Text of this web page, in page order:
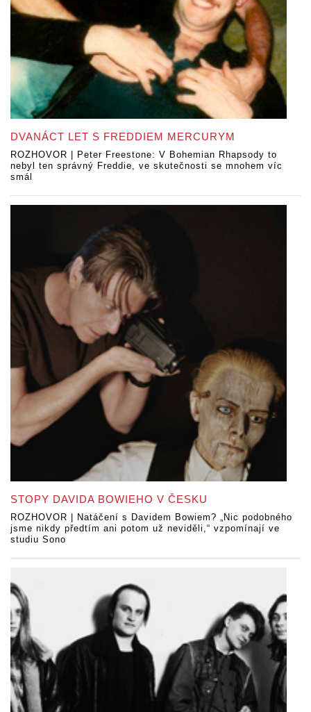
DVANÁCT LET S FREDDIEM MERCURYM
ROZHOVOR | Peter Freestone: V Bohemian Rhapsody to
nebyl ten správný Freddie, ve skutečnosti se mnohem víc
smál
STOPY DAVIDA BOWIEHO V ČESKU
ROZHOVOR | Natáčení s Davidem Bowiem? „Nic podobného
jsme nikdy předtím ani potom už neviděli,“ vzpomínají ve
studiu Sono